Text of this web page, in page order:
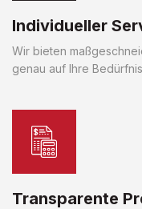
Individueller
Wir bieten
genau auf Ihre
Transparente